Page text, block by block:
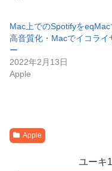
Mac上でのSpotifyをeqMac
高音質化・Macでイコライ
ー
2022年2月13日
Apple
Apple
ユーキ